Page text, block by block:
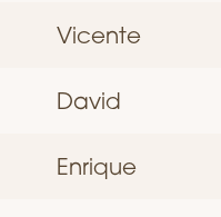
Vicente
David
Enrique